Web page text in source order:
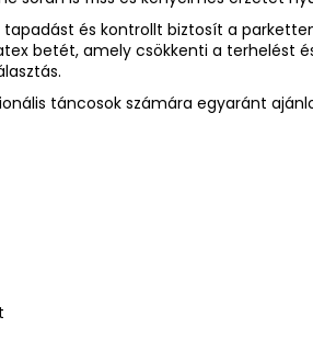
és kontrollt biztosít a
betét, amely csökkenti a terhelést
táncosok számára egyaránt